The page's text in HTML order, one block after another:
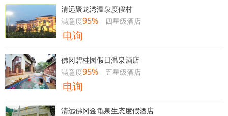
清远聚龙湾温泉度假村
满意度95% 四星级酒店
电询
佛冈碧桂园假日温泉酒店
满意度95% 五星级酒店
电询
清远佛冈金龟泉生态度假酒店